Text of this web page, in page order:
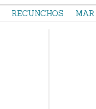
RECUNCHOS MAR